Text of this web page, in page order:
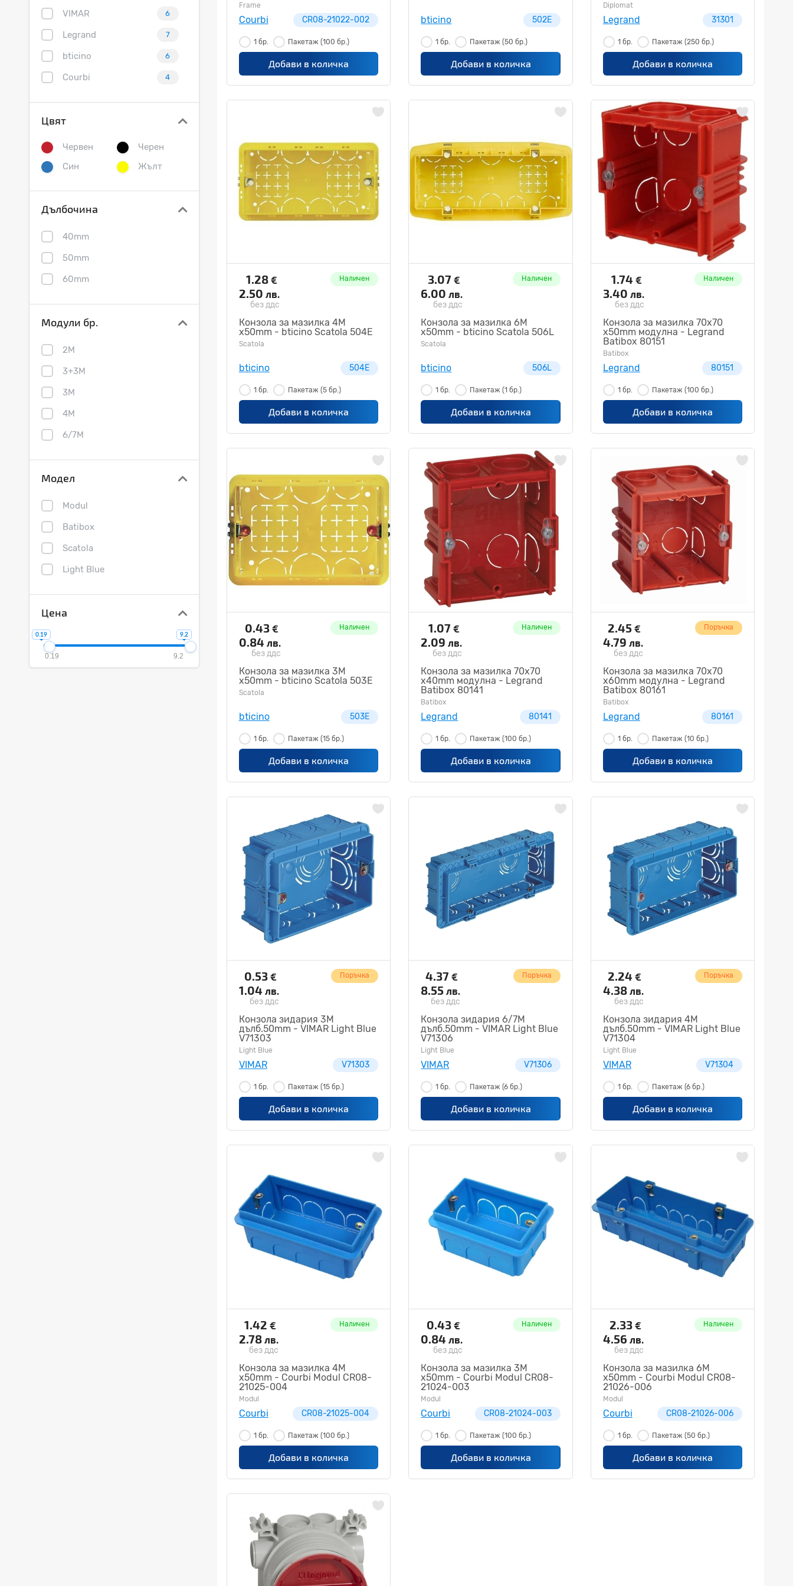
VIMAR 6
Legrand 7
bticino 6
Courbi 4
Цвят
Червен
Черен
Син
Жълт
Дълбочина
40mm
50mm
60mm
Модули бр.
2M
3+3M
3M
4M
6/7M
8M
Модел
Modul
Batibox
Scatola
Light Blue
Цена
0.19 9.2
0.19 9.2
Frame
Courbi CR08-21022-002
1 бр. Пакетаж (100 бр.)
Добави в количка
bticino 502E
1 бр. Пакетаж(50 бр.)
Добави в количка
Diplomat
Legrand 31301
1 бр. Пакетаж (250 бр.)
Добави в количка
1.28 €
2.50 лв.
без ддс
Наличен
Конзола за мазилка 4M
x50mm - bticino Scatola 504E
Scatola
bticino 504E
1 бр. Пакетаж (5 бр.)
Добави в количка
3.07€
6.00лв.
без ддс
Наличен
Конзола за мазилка 6M
x50mm - bticino Scatola 506L
Scatola
bticino 506L
1 бр. Пакетаж(1 бр.)
Добави в количка
1.74 €
3.40 лв.
без ддс
Наличен
Конзола за мазилка 70х70
x50mm модулна - Legrand
Batibox 80151
Batibox
Legrand 80151
1 бр. Пакетаж (100 бр.)
Добави в количка
0.43 €
0.84 лв.
без ддс
Наличен
Конзола за мазилка 3M
x50mm - bticino Scatola 503E
Scatola
bticino 503E
1 бр. Пакетаж (15 бр.)
Добави в количка
1.07€
2.09 лв.
без ддс
Наличен
Конзола за мазилка 70х70
x40mm модулна - Legrand
Batibox 80141
Batibox
Legrand 80141
1 бр. Пакетаж(100 бр.)
Добави в количка
2.45 €
4.79 лв.
без ддс
Поръчка
Конзола за мазилка 70х70
x60mm модулна - Legrand
Batibox 80161
Batibox
Legrand 80161
1 бр. Пакетаж (10 бр.)
Добави в количка
0.53 €
1.04 лв.
без ддс
Поръчка
Конзола зидария 3M
дълб.50mm - VIMAR Light Blue
V71303
Light Blue
VIMAR V71303
1 бр. Пакетаж (15 бр.)
Добави в количка
4.37€
8.55лв.
без ддс
Поръчка
Конзола зидария 6/7M
дълб.50mm - VIMAR Light Blue
V71306
Light Blue
VIMAR V71306
1 бр. Пакетаж(6 бр.)
Добави в количка
2.24 €
4.38 лв.
без ддс
Поръчка
Конзола зидария 4M
дълб.50mm - VIMAR Light Blue
V71304
Light Blue
VIMAR V71304
1 бр. Пакетаж (6 бр.)
Добави в количка
1.42 €
2.78 лв.
без ддс
Наличен
Конзола за мазилка 4M
x50mm - Courbi Modul CR08-
21025-004
Modul
Courbi CR08-21025-004
1 бр. Пакетаж (100 бр.)
Добави в количка
0.43€
0.84 лв.
без ддс
Наличен
Конзола за мазилка 3M
x50mm - Courbi Modul CR08-
21024-003
Modul
Courbi CR08-21024-003
1 бр. Пакетаж(100 бр.)
Добави в количка
2.33 €
4.56 лв.
без ддс
Наличен
Конзола за мазилка 6M
x50mm - Courbi Modul CR08-
21026-006
Modul
Courbi CR08-21026-006
1 бр. Пакетаж (50 бр.)
Добави в количка